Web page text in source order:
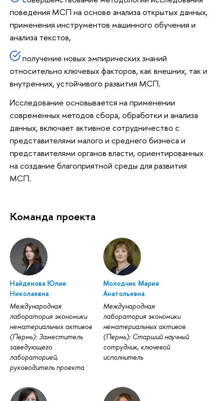
поведения МСП на основе анализа открытых данных,
применения инструментов машинного обучения и
анализа текстов,
получение новых эмпирических знаний
относительно ключевых факторов, как внешних, так и
внутренних, устойчивого развития МСП.
Исследование основывается на применении
современных методов сбора, обработки и анализа
данных, включает активное сотрудничество с
представителями малого и среднего бизнеса и
представителями органов власти, ориентированных
на создание благоприятной среды для развития
МСП.
Команда проекта
Найденова Юлия
Николаевна
Международная
лаборатория экономики
нематериальных активов
(Пермь): Заместитель
заведующего
лабораторией,
руководитель проекта
Молодчик Мария
Анатольевна
Международная
лаборатория экономики
нематериальных активов
(Пермь): Старший научный
сотрудник, ключевой
исполнитель